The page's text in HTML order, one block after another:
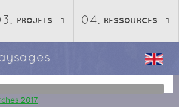
PROJETS RESSOURCES
2017